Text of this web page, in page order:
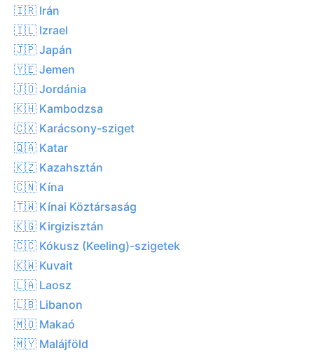
🇮🇷 Irán
🇮🇱 Izrael
🇯🇵 Japán
🇾🇪 Jemen
🇯🇴 Jordánia
🇰🇭 Kambodzsa
🇨🇽 Karácsony-sziget
🇶🇦 Katar
🇰🇿 Kazahsztán
🇨🇳 Kína
🇹🇼 Kínai Köztársaság
🇰🇬 Kirgizisztán
🇨🇨 Kókusz (Keeling)-szigetek
🇰🇼 Kuvait
🇱🇦 Laosz
🇱🇧 Libanon
🇲🇴 Makaó
🇲🇾 Malájföld